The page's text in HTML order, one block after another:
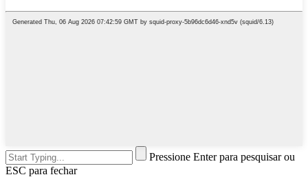
Pressione Enter para pesquisar ou
ESC para fechar